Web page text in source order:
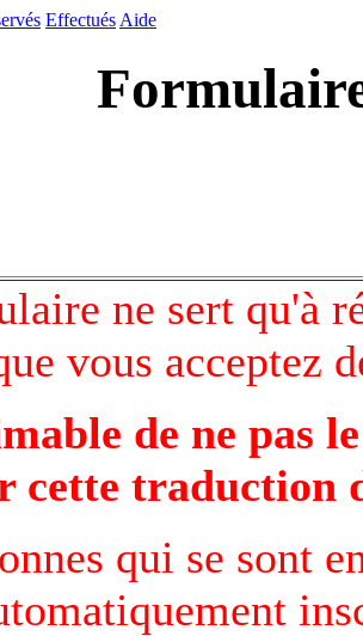
Effectués Aide
ne sert qu'à
vous acceptez
de ne pas
cette traduction
qui se sont